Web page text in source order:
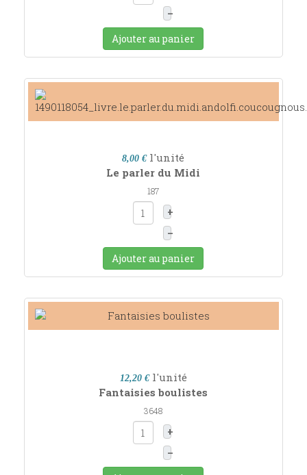
–
Ajouter au panier
8,00 € l'unité
Le parler du Midi
187
+
–
Ajouter au panier
12,20 € l'unité
Fantaisies boulistes
3648
+
–